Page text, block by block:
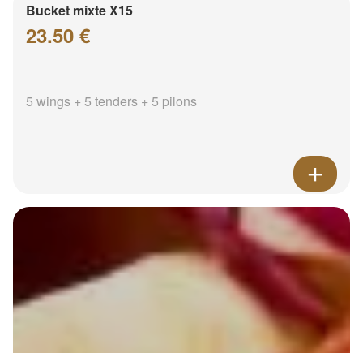
Bucket mixte X15
23.50 €
5 wings + 5 tenders + 5 pilons